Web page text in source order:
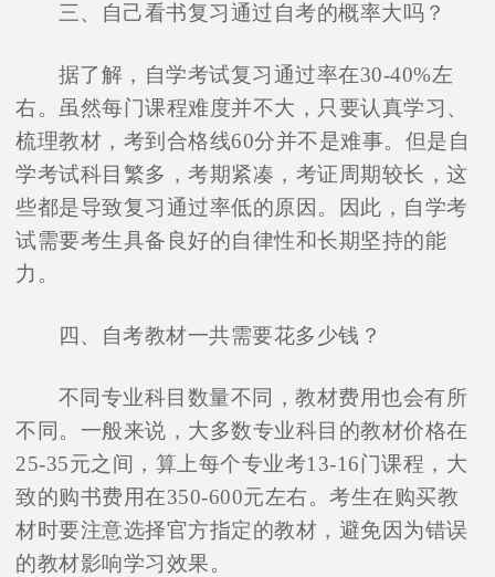
三、自己看书复习通过自考的概率大吗？
据了解，自学考试复习通过率在30-40%左
右。虽然每门课程难度并不大，只要认真学习、
梳理教材，考到合格线60分并不是难事。但是自
学考试科目繁多，考期紧凑，考证周期较长，这
些都是导致复习通过率低的原因。因此，自学考
试需要考生具备良好的自律性和长期坚持的能
力。
四、自考教材一共需要花多少钱？
不同专业科目数量不同，教材费用也会有所
不同。一般来说，大多数专业科目的教材价格在
25-35元之间，算上每个专业考13-16门课程，大
致的购书费用在350-600元左右。考生在购买教
材时要注意选择官方指定的教材，避免因为错误
的教材影响学习效果。